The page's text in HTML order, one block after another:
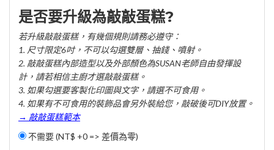
是否要升級為敲敲蛋糕?
若升級敲敲蛋糕，有幾個規則請務必遵守：
1. 尺寸限定6吋，不可以勾選雙層、抽錢、噴射。
2. 敲敲蛋糕內部造型以及外部顏色為SUSAN老師自由發揮設
計，請若相信主廚才選敲敲蛋糕。
3. 如果勾選要客製化印圖與文字，請選不可食用。
4. 如果有不可食用的裝飾品會另外裝給您，敲破後可DIY放置。
→ 敲敲蛋糕範本
不需要 (NT$ +0 => 差價為零)